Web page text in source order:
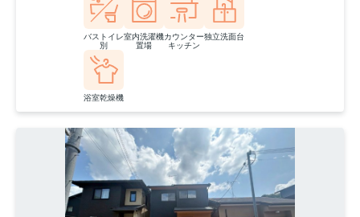
バストイレ
別
室内洗濯機
置場
カウンター
キッチン
独立洗面台
浴室乾燥機